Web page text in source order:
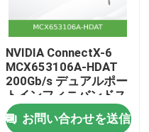
NVIDIA ConnectX-6
MCX653106A-HDAT
200Gb/s デュアルポー
トインフィニバンドス
マートアダプター
お問い合わせを送信